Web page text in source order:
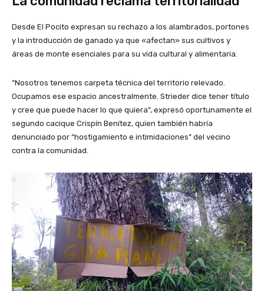
Desde El Pocito expresan su rechazo a los alambrados, portones
y la introducción de ganado ya que «afectan» sus cultivos y
áreas de monte esenciales para su vida cultural y alimentaria.
“Nosotros tenemos carpeta técnica del territorio relevado.
Ocupamos ese espacio ancestralmente. Strieder dice tener título
y cree que puede hacer lo que quiera”, expresó oportunamente el
segundo cacique Crispín Benítez, quien también habría
denunciado por “hostigamiento e intimidaciones” del vecino
contra la comunidad.